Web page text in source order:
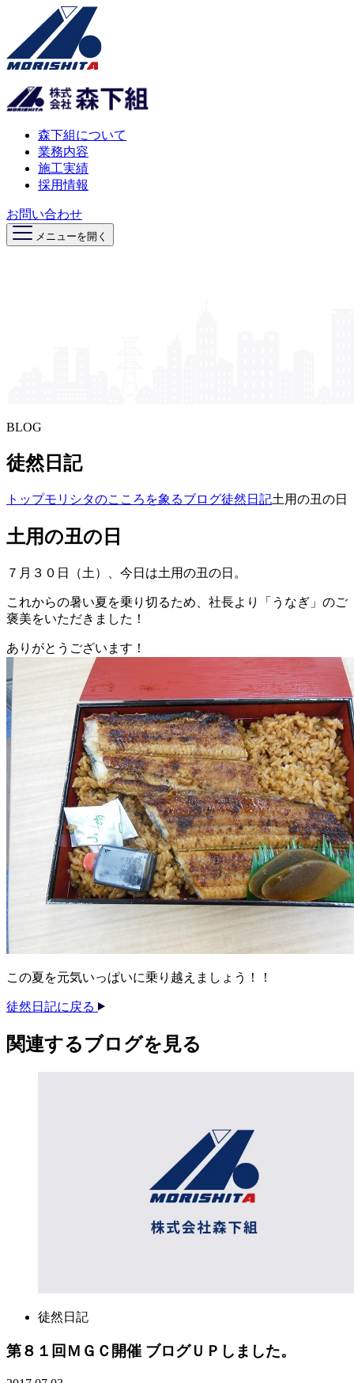
森下組について
業務内容
施工実績
採用情報
お問い合わせ
メニューを開く
BLOG
徒然日記
トップモリシタの​こころを​象る​ブログ徒然日記土用の丑の日
土用の丑の日
７月３０日（土）、今日は土用の丑の日。
これからの暑い夏を乗り切るため、社長より「うなぎ」のご
褒美をいただきました！
ありがとうございます！
この夏を元気いっぱいに乗り越えましょう！！
徒然日記に戻る
関連する​ブログを​見る​
徒然日記
第８１回ＭＧＣ開催 ブログＵＰしました。